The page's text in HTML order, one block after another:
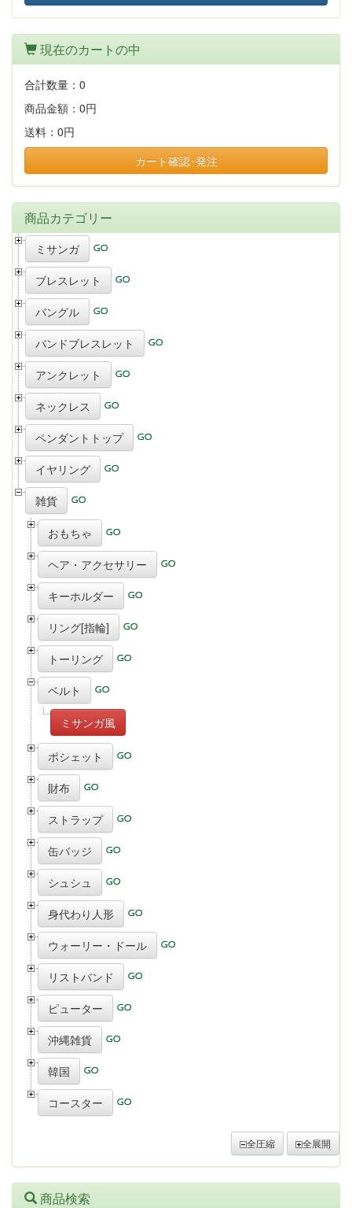
現在のカートの中
合計数量： 0
商品金額： 0円
送料： 0円
カート確認･発注
商品カテゴリー
ミサンガ
ブレスレット
バングル
バンドブレスレット
アンクレット
ネックレス
ペンダントトップ
イヤリング
雑貨
おもちゃ
ヘア・アクセサリー
キーホルダー
リング[指輪]
トーリング
ベルト
ミサンガ風
ポシェット
財布
ストラップ
缶バッジ
シュシュ
身代わり人形
ウォーリー・ドール
リストバンド
ピューター
沖縄雑貨
韓国
コースター
全圧縮 全展開
商品検索